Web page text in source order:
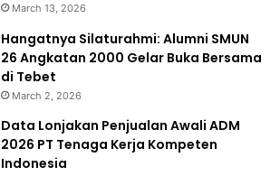
March 13, 2026
Hangatnya Silaturahmi: Alumni SMUN
26 Angkatan 2000 Gelar Buka Bersama
di Tebet
March 2, 2026
Data Lonjakan Penjualan Awali ADM
2026 PT Tenaga Kerja Kompeten
Indonesia